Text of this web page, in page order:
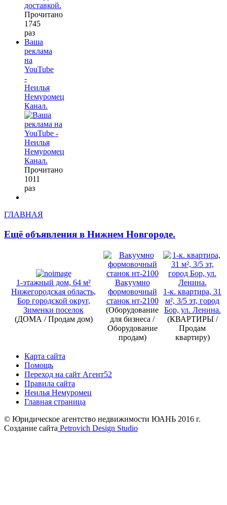
Прочитано
1745
раз
Ваша
реклама
на
YouTube
-
Неилья
Немуромец
Канал.
Прочитано
1011
раз
ГЛАВНАЯ
Ещё объявления в Нижнем Новгороде.
1-этажный дом, 64 м²
Нижегородская область,
Бор городской округ,
Зименки поселок
(ДОМА / Продам дом)
Вакуумно
формовочный
станок нт-2100
(Оборудование
для бизнеса /
Оборудование
продам)
1-к. квартира, 31
м², 3/5 эт, город
Бор, ул. Ленина.
(КВАРТИРЫ /
Продам
квартиру)
Карта сайта
Помощь
Переход на сайт Aгент52
Правила сайта
Неилья Немуромец
Главная страница
© Юридическое агентство недвижимости ЮАНЬ 2016 г.
Создание сайта Petrovich Design Studio